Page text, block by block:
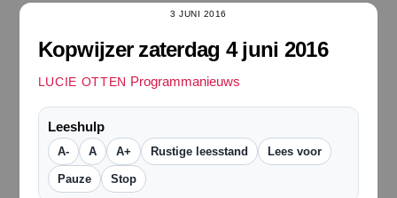
3 JUNI 2016
Kopwijzer zaterdag 4 juni 2016
LUCIE OTTEN Programmanieuws
Leeshulp
A- A A+ Rustige leesstand Lees voor
Pauze Stop